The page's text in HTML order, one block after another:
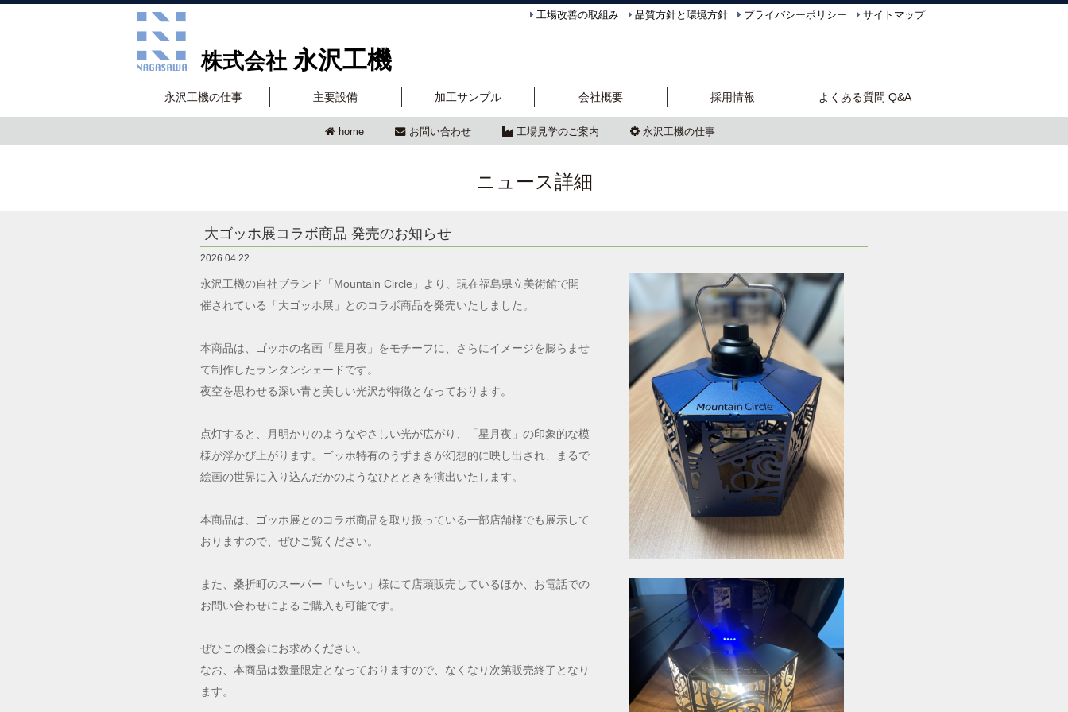
工場改善の取組み 品質方針と環境方針 プライバシーポリシー サイトマップ
株式会社 永沢工機
永沢工機の仕事 主要設備 加工サンプル 会社概要 採用情報 よくある質問 Q&A
home お問い合わせ 工場見学のご案内 永沢工機の仕事
ニュース詳細
大ゴッホ展コラボ商品 発売のお知らせ
2026.04.22
永沢工機の自社ブランド「Mountain Circle」より、現在福島県立美術館で開
催されている「大ゴッホ展」とのコラボ商品を発売いたしました。
本商品は、ゴッホの名画「星月夜」をモチーフに、さらにイメージを膨らませ
て制作したランタンシェードです。
夜空を思わせる深い青と美しい光沢が特徴となっております。
点灯すると、月明かりのようなやさしい光が広がり、「星月夜」の印象的な模
様が浮かび上がります。ゴッホ特有のうずまきが幻想的に映し出され、まるで
絵画の世界に入り込んだかのようなひとときを演出いたします。
本商品は、ゴッホ展とのコラボ商品を取り扱っている一部店舗様でも展示して
おりますので、ぜひご覧ください。
また、桑折町のスーパー「いちい」様にて店頭販売しているほか、お電話での
お問い合わせによるご購入も可能です。
ぜひこの機会にお求めください。
なお、本商品は数量限定となっておりますので、なくなり次第販売終了となり
ます。